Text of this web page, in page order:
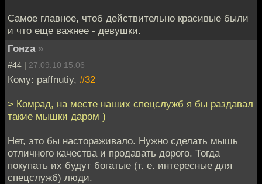
Самое главное, чтоб действительно красивые были
и что еще важнее - девушки.
Гонzа »
#44 | 27.09.10 15:06
Кому: paffnutiy, #32
> Комрад, на месте наших спецслужб я бы раздавал
такие мышки даром )
Нет, это бы настораживало. Нужно сделать мышь
отличного качества и продавать дорого. Тогда
покупать их будут богатые (т. е. интересные для
спецслужб) люди.